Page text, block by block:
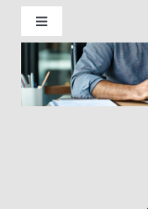
Skip
content
Toggle
Navigation
Standorte
Beratung